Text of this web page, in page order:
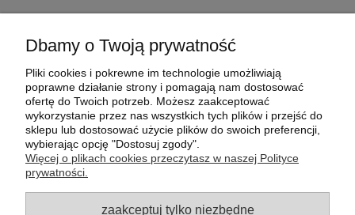
Moje konto
Płatności i dostawa
sklep internetowy FamilyGarden.pl- Odpocznij w
ogrodzie :-)
Dbamy o Twoją prywatność
Pliki cookies i pokrewne im technologie umożliwiają
poprawne działanie strony i pomagają nam dostosować
ofertę do Twoich potrzeb. Możesz zaakceptować
wykorzystanie przez nas wszystkich tych plików i przejść do
sklepu lub dostosować użycie plików do swoich preferencji,
wybierając opcję "Dostosuj zgody".
Więcej o plikach cookies przeczytasz w naszej Polityce
prywatności.
zaakceptuj tylko niezbędne